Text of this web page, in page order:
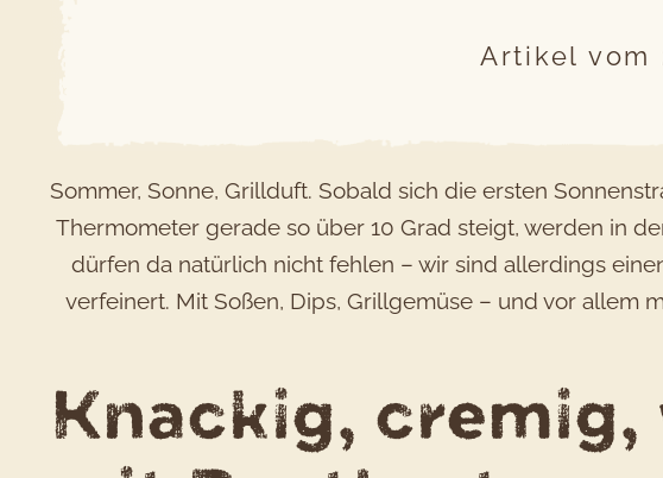
Artikel vom
Sommer, Sonne, Grillduft. Sobald sich die ersten
Thermometer gerade so über 10 Grad steigt, werden in
dürfen da natürlich nicht fehlen – wir sind allerdings
verfeinert. Mit Soßen, Dips, Grillgemüse – und vor allem
Knackig,